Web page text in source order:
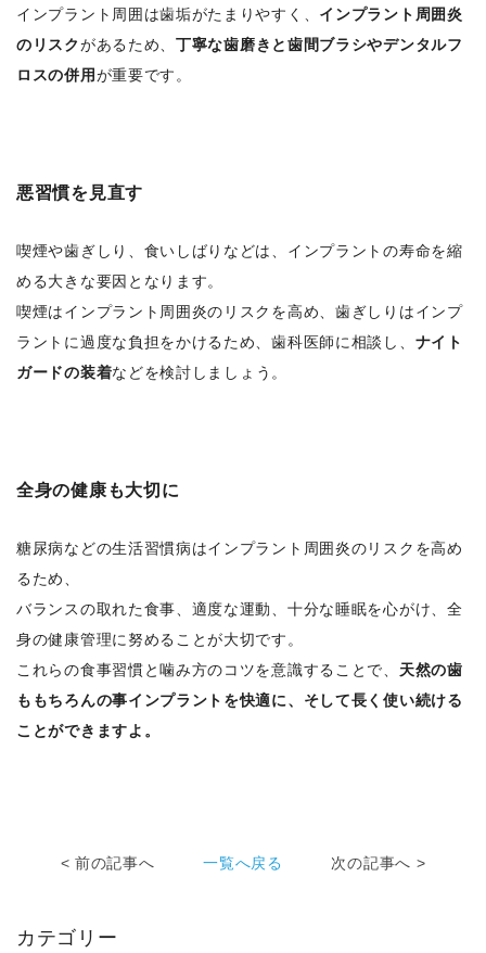
インプラント周囲は歯垢がたまりやすく、 インプラント周囲炎
のリスクがあるため、丁寧な歯磨きと歯間ブラシやデンタルフ
ロスの併用が重要です。
悪習慣を見直す
喫煙や歯ぎしり、食いしばりなどは、インプラントの寿命を縮
める大きな要因となります。
喫煙はインプラント周囲炎のリスクを高め、歯ぎしりはインプ
ラントに過度な負担をかけるため、歯科医師に相談し、 ナイト
ガードの装着などを検討しましょう。
全身の健康も大切に
糖尿病などの生活習慣病はインプラント周囲炎のリスクを高め
るため、
バランスの取れた食事、適度な運動、十分な睡眠を心がけ、全
身の健康管理に努めることが大切です。
これらの食事習慣と噛み方のコツを意識することで、 天然の歯
ももちろんの事インプラントを快適に、そして長く使い続ける
ことができますよ。
< 前の記事へ 一覧へ戻る 次の記事へ >
カテゴリー